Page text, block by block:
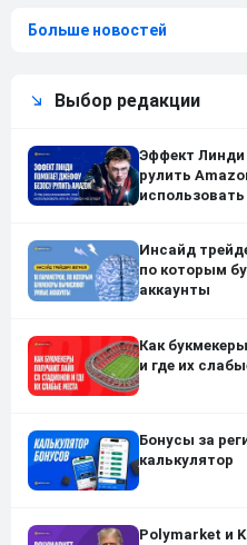
Больше новостей
Выбор редакции
Эффект
рулить
использовать
Инсайд
по которым
аккаунты
Как
и где их
Бонусы за
калькулятор
Polymarket и